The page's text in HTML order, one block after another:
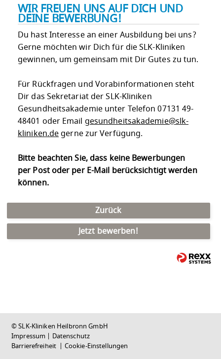
WIR FREUEN UNS AUF DICH UND
DEINE BEWERBUNG!
Du hast Interesse an einer Ausbildung bei uns?
Gerne möchten wir Dich für die SLK-Kliniken
gewinnen, um gemeinsam mit Dir Gutes zu tun.
Für Rückfragen und Vorabinformationen steht
Dir das Sekretariat der SLK-Kliniken
Gesundheitsakademie unter Telefon 07131 49-
48401 oder Email gesundheitsakademie@slk-
kliniken.de gerne zur Verfügung.
Bitte beachten Sie, dass keine Bewerbungen
per Post oder per E-Mail berücksichtigt werden
können.
Zurück
Jetzt bewerben!
© SLK-Kliniken Heilbronn GmbH
Impressum | Datenschutz
Barrierefreiheit | Cookie-Einstellungen